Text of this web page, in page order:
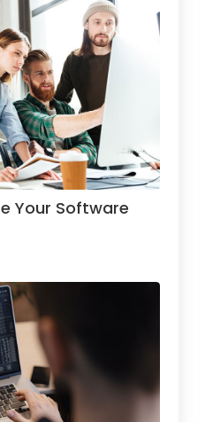
Your Software